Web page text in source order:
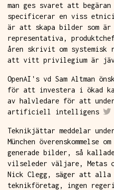
man ges svaret att
specificerar en viss
är att skapa bilder som är
representativa, produktchef
åren skrivit om systemisk
att vitt privilegium är
OpenAI's vd Sam Altman
för att investera i ökad
av halvledare för att
artificiell intelligens
Teknikjättar meddelar
München överenskommelse
generade bilder, så
vilseleder väljare, Metas
Nick Clegg, säger att
teknikföretag, ingen